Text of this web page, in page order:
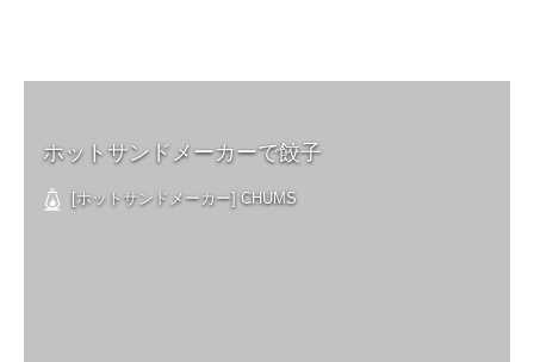
ホットサンドメーカーで餃子
[ホットサンドメーカー] CHUMS